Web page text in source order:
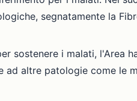
segnatamente la
sostenere i malati, l'Area
altre patologie come le